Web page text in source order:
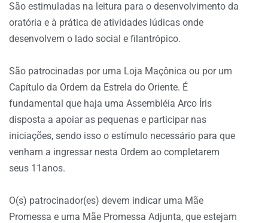
São estimuladas na leitura para o desenvolvimento da
oratória e à prática de atividades lúdicas onde
desenvolvem o lado social e filantrópico.
São patrocinadas por uma Loja Maçônica ou por um
Capítulo da Ordem da Estrela do Oriente. É
fundamental que haja uma Assembléia Arco Íris
disposta a apoiar as pequenas e participar nas
iniciações, sendo isso o estímulo necessário para que
venham a ingressar nesta Ordem ao completarem
seus 11anos.
O(s) patrocinador(es) devem indicar uma Mãe
Promessa e uma Mãe Promessa Adjunta, que estejam